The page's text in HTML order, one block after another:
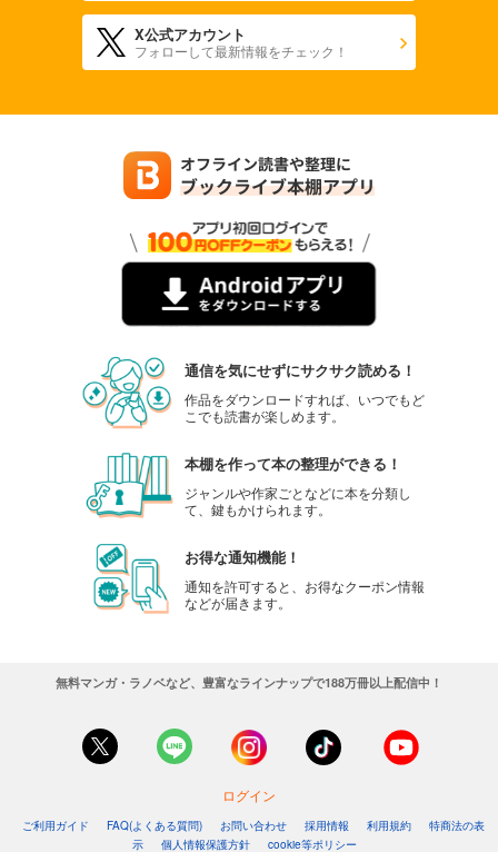
X公式アカウント
フォローして最新情報をチェック！
通信を気にせずにサクサク読める！
作品をダウンロードすれば、いつでもど
こでも読書が楽しめます。
本棚を作って本の整理ができる！
ジャンルや作家ごとなどに本を分類し
て、鍵もかけられます。
お得な通知機能！
通知を許可すると、お得なクーポン情報
などが届きます。
無料マンガ・ラノベなど、豊富なラインナップで188万冊以上配信中！
ログイン
ご利用ガイド FAQ(よくある質問) お問い合わせ 採用情報 利用規約
特商法の表
示
個人情報保護方針 cookie等ポリシー